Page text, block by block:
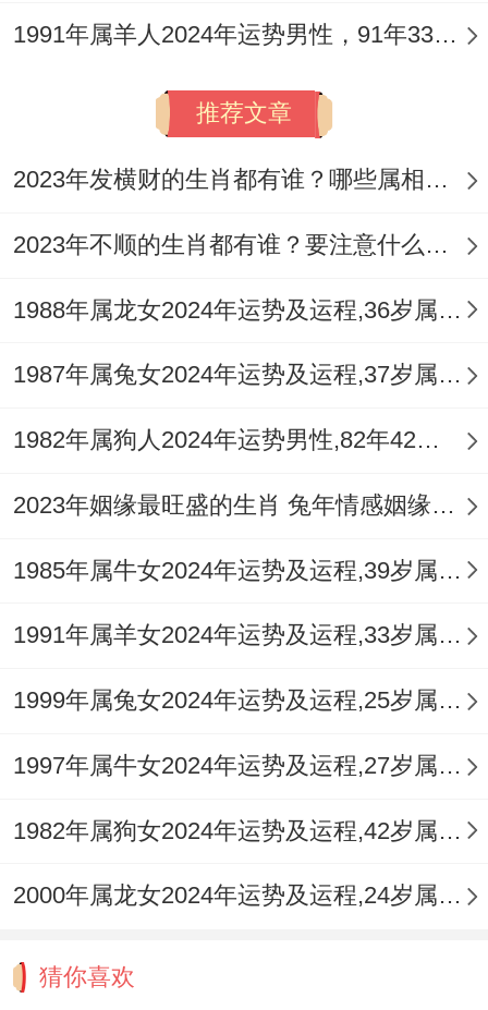
个环境谈话效果更好.
盾解决效率提升70%。
遇到犯太岁关系到时佩戴专属吉祥物能增强
说实话，某创业者通过这个方法;发现团队再
季度末效率最高；于是把决定性项目启动时
~知道要下雨就该提前备伞 把握住每一个转
折点得主动权，整年进展自然顺风顺水。
1991年属羊人2024年运势男性，91年33岁属羊男2024年每月运程怎么样
推荐文章
2023年发横财的生肖都有谁？哪些属相财运旺盛？
2023年不顺的生肖都有谁？要注意什么呢？
1988年属龙女2024年运势及运程,36岁属龙人2024全年每月运势女性如何
1987年属兔女2024年运势及运程,37岁属兔人2024全年每月运势女性如何
1982年属狗人2024年运势男性,82年42岁属狗男2024年每月运程怎么样
2023年姻缘最旺盛的生肖 兔年情感姻缘运比较旺的属相
1985年属牛女2024年运势及运程,39岁属牛人2024全年每月运势女性如何
1991年属羊女2024年运势及运程,33岁属羊人2024全年每月运势女性如何
1999年属兔女2024年运势及运程,25岁属兔人2024全年每月运势女性如何
1997年属牛女2024年运势及运程,27岁属牛人2024全年每月运势女性如何
1982年属狗女2024年运势及运程,42岁属狗人2024全年每月运势女性如何
2000年属龙女2024年运势及运程,24岁属龙人2024全年每月运势女性如何
猜你喜欢